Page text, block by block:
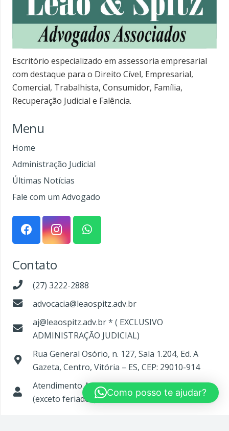
Escritório especializado em assessoria empresarial
com destaque para o Direito Cível, Empresarial,
Comercial, Trabalhista, Consumidor, Família,
Recuperação Judicial e Falência.
Menu
Home
Administração Judicial
Últimas Notícias
Fale com um Advogado
Contato
(27) 3222-2888
advocacia@leaospitz.adv.br
aj@leaospitz.adv.br * ( EXCLUSIVO
ADMINISTRAÇÃO JUDICIAL)
Rua General Osório, n. 127, Sala 1.204, Ed. A
Gazeta, Centro, Vitória – ES, CEP: 29010-914
Atendimento Adm. Judicial: Segunda a sexta
(exceto feriados) – 13:30h às 17:00h
Como posso te ajudar?